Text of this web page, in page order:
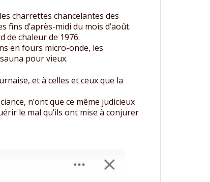
charrettes chancelantes des
d’après-midi du mois d’août.
de chaleur de 1976.
en fours micro-onde, les
pour vieux.
et à celles et ceux que la
n’ont que ce même judicieux
le mal qu’ils ont mise à conjurer